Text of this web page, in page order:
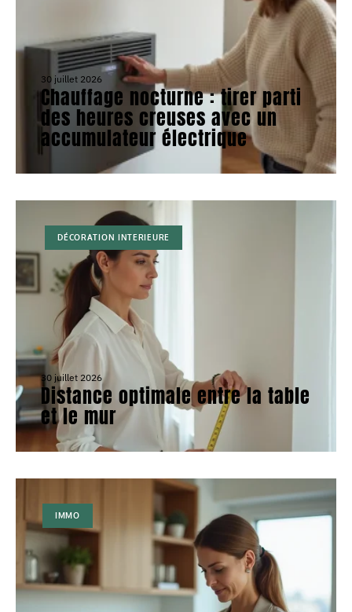
30 juillet 2026
Chauffage nocturne : tirer parti
des heures creuses avec un
accumulateur électrique
DÉCORATION INTERIEURE
30 juillet 2026
Distance optimale entre la table
et le mur
IMMO